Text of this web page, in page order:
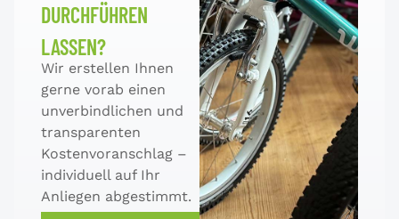
DURCHFÜHREN
LASSEN?
Wir erstellen Ihnen
gerne vorab einen
unverbindlichen und
transparenten
Kostenvoranschlag –
individuell auf Ihr
Anliegen abgestimmt.